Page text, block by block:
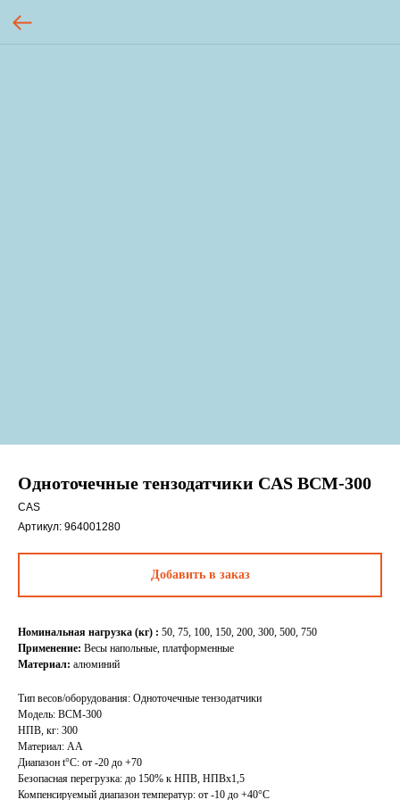
Одноточечные тензодатчики CAS BCM-300
CAS
Артикул: 964001280
Добавить в заказ
Номинальная нагрузка (кг) : 50, 75, 100, 150, 200, 300, 500, 750
Применение: Весы напольные, платформенные
Материал: алюминий
Тип весов/оборудования: Одноточечные тензодатчики
Модель: BCM-300
НПВ, кг: 300
Материал: АА
Диапазон t°C: от -20 до +70
Безопасная перегрузка: до 150% к НПВ, НПВх1,5
Компенсируемый диапазон температур: от -10 до +40°C